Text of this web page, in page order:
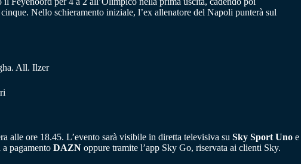
Nello schieramento iniziale, l’ex allenatore del Napoli punterà sul
All. Ilzer
alle ore 18.45. L’evento sarà visibile in diretta televisiva su Sky Sport Uno e
pagamento DAZN oppure tramite l’app Sky Go, riservata ai clienti Sky.